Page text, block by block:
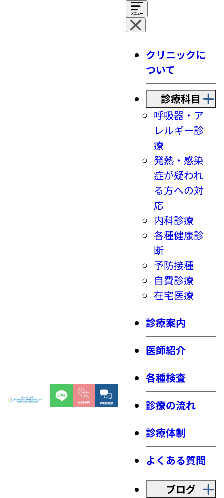
クリニックに
ついて
診療科目
呼吸器・ア
レルギー診
療
発熱・感染
症が疑われ
る方への対
応
内科診療
各種健康診
断
予防接種
自費診療
在宅医療
診療案内
医師紹介
各種検査
診療の流れ
診療体制
よくある質問
ブログ